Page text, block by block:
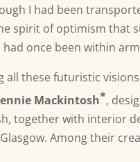
I had been
spirit of optimism that
once been within
all these futuristic
Mackintosh*,
together with interior
Among their